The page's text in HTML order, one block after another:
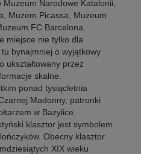
Narodowe Katalonii,
Muzem Picassa, Muzeum
FC Barcelona.
miejsce nie tylko dla
bynajmniej o wyjątkowy
ukształtowany przez
skalne.
ponad tysiącletnia
Madonny, patronki
w Bazylice.
klasztor jest symbolem
Obecny klasztor
XIX wieku